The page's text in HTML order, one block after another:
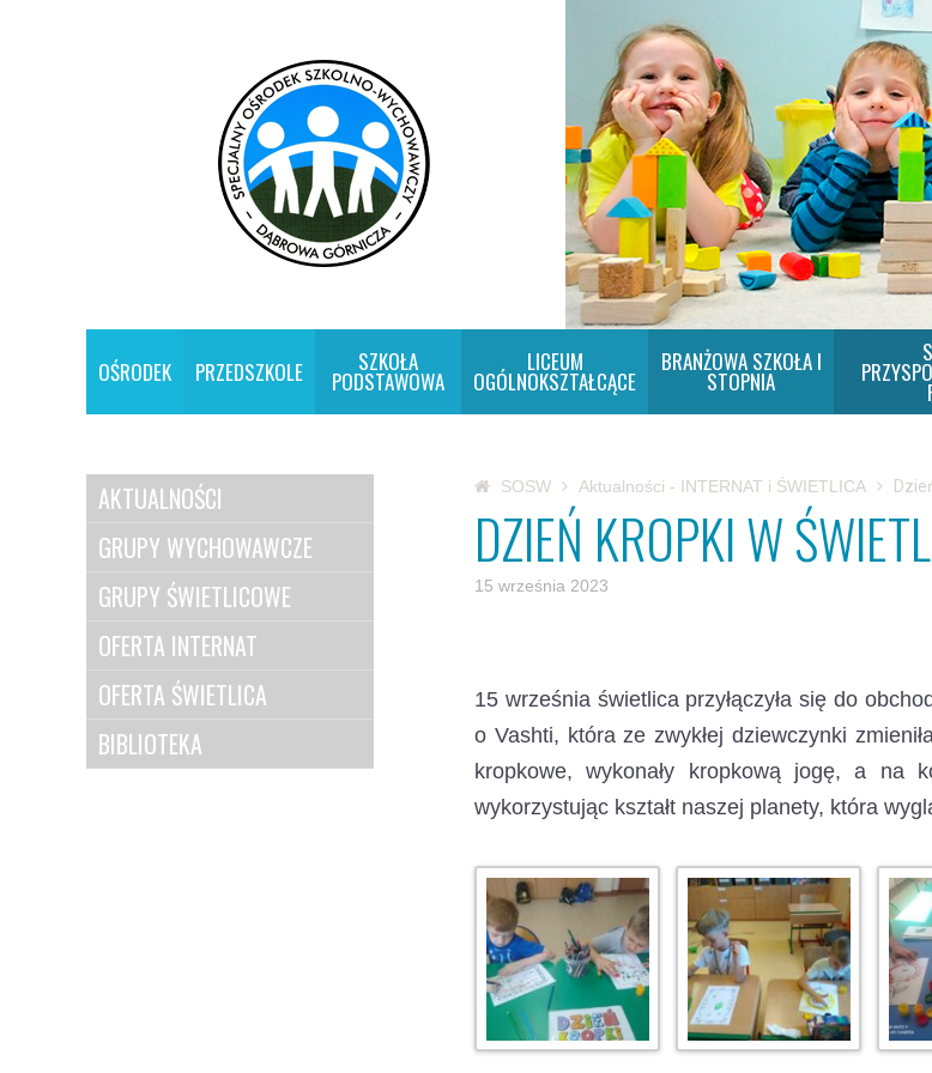
OŚRODEK PRZEDSZKOLE SZKOŁA
PODSTAWOWA
LICEUM
OGÓLNOKSZTAŁCĄCE
BRANŻOWA SZKOŁA I
STOPNIA
AKTUALNOŚCI
GRUPY WYCHOWAWCZE
GRUPY ŚWIETLICOWE
OFERTA INTERNAT
OFERTA ŚWIETLICA
BIBLIOTEKA
SOSW Aktualności - INTERNAT i ŚWIETLICA
DZIEŃ KROPKI W
15 września 2023
15 września świetlica przyłączyła się do
o Vashti, która ze zwykłej dziewczynki
kropkowe, wykonały kropkową jogę, a na
wykorzystując kształt naszej planety, która